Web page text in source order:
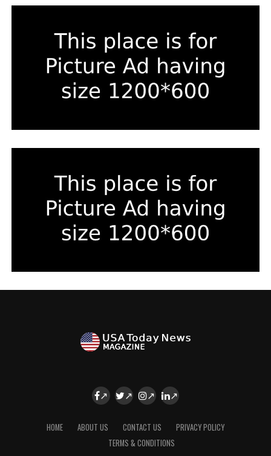
HOME ABOUT US CONTACT US
PRIVACY POLICY
TERMS & CONDITIONS